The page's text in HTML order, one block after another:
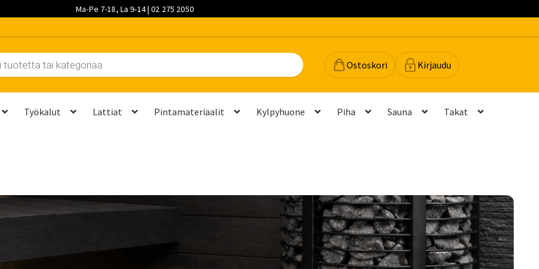
Ma-Pe 7-18, La 9-14 | 02 275 2050
Ostoskori Kirjaudu
Työkalut Lattiat Pintamateriaalit Kylpyhuone Piha Sauna
Takat
Näillä 7 vaiheella saat sen kuntoon kesäksiOstoskoriOta yhteyttäPalautukset ja vaihdotPalvelutPeruuttamispyyntö
Suunnittelu ja mittatilausratkaisutTakuu ja tuki
saunan puupinnat taas siisteiksi Usein kysytyt kysymykset (FAQ) VastuullisuusYhteystiedot